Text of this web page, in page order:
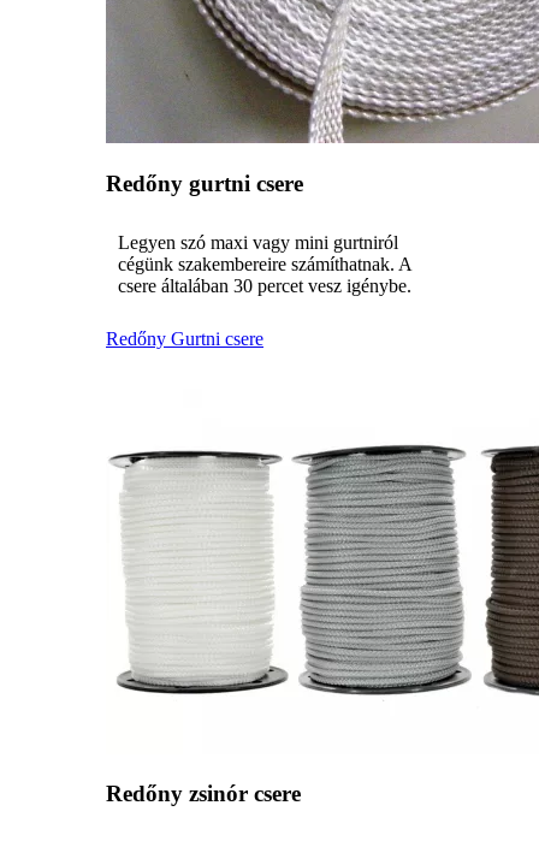
Redőny gurtni csere
Legyen szó maxi vagy mini gurtniról
cégünk szakembereire számíthatnak. A
csere általában 30 percet vesz igénybe.
Redőny Gurtni csere
Redőny zsinór csere